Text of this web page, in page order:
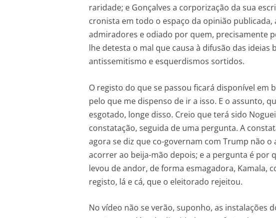
raridade; e Gonçalves a corporização da sua
cronista em todo o espaço da opinião
admiradores e odiado por quem, precisamente
lhe detesta o mal que causa à difusão das
antissemitismo e esquerdismos sortidos.
O registo do que se passou ficará disponível em
pelo que me dispenso de ir a isso. E o assunto,
esgotado, longe disso. Creio que terá sido
constatação, seguida de uma pergunta. A
agora se diz que co-governam com Trump não
acorrer ao beija-mão depois; e a pergunta é por
levou de andor, de forma esmagadora, Kamala,
registo, lá e cá, que o eleitorado rejeitou.
No vídeo não se verão, suponho, as instalações